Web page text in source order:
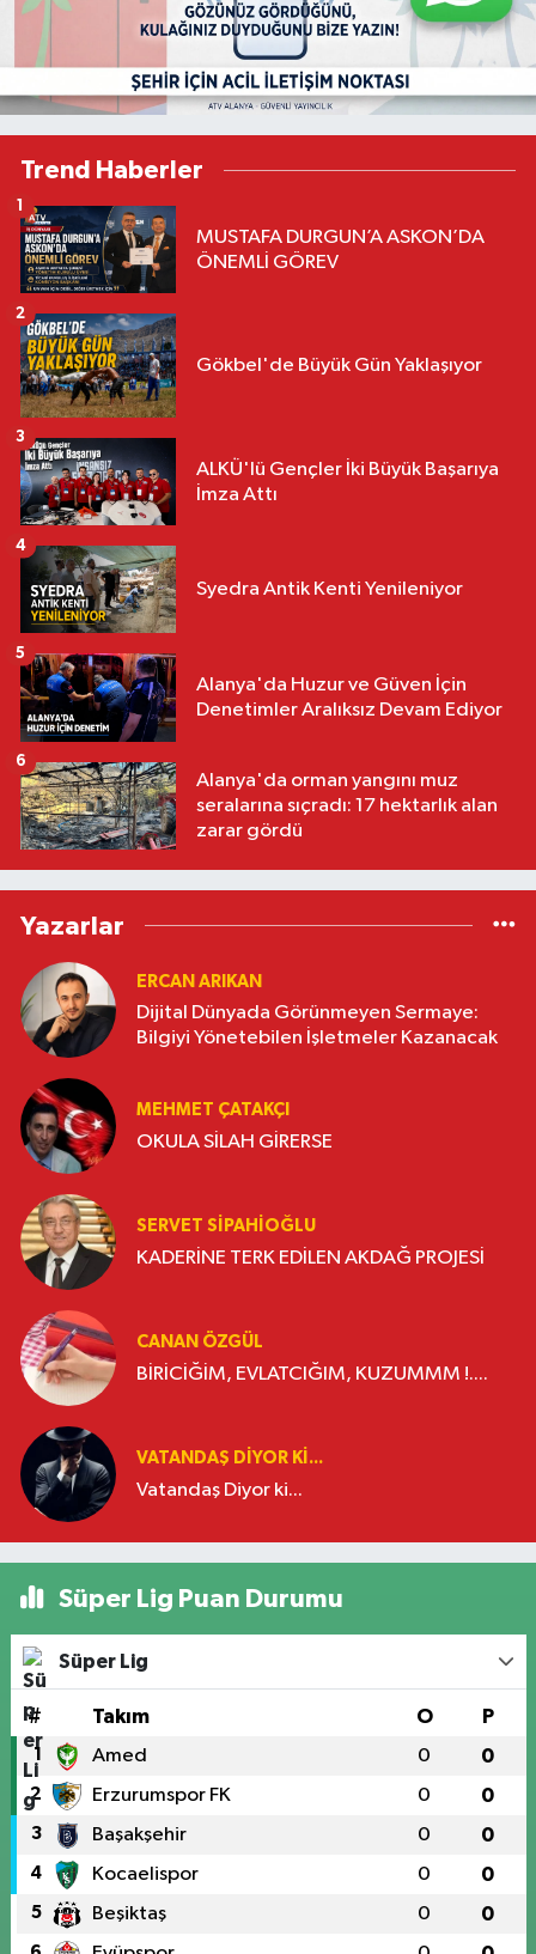
Trend Haberler
MUSTAFA DURGUN’A ASKON’DA
ÖNEMLİ GÖREV
1
Gökbel'de Büyük Gün Yaklaşıyor
2
ALKÜ'lü Gençler İki Büyük Başarıya
İmza Attı
3
Syedra Antik Kenti Yenileniyor
4
Alanya'da Huzur ve Güven İçin
Denetimler Aralıksız Devam Ediyor
5
Alanya'da orman yangını muz
seralarına sıçradı: 17 hektarlık alan
zarar gördü
6
Yazarlar
ERCAN ARIKAN
Dijital Dünyada Görünmeyen Sermaye:
Bilgiyi Yönetebilen İşletmeler Kazanacak
MEHMET ÇATAKÇI
OKULA SİLAH GİRERSE
SERVET SİPAHİOĞLU
KADERİNE TERK EDİLEN AKDAĞ PROJESİ
CANAN ÖZGÜL
BİRİCİĞİM, EVLATCIĞIM, KUZUMMM !....
VATANDAŞ DIYOR KI...
Vatandaş Diyor ki...
Süper Lig Puan Durumu
Süper Lig
# Takım O P
1 Amed 0 0
2 Erzurumspor FK 0 0
3 Başakşehir 0 0
4 Kocaelispor 0 0
5 Beşiktaş 0 0